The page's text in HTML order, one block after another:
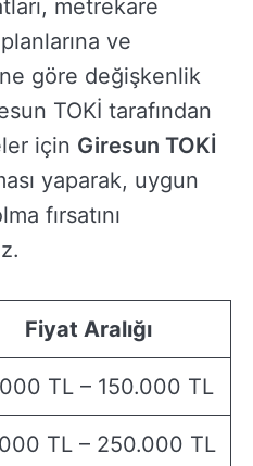
metrekare
ve
göre değişkenlik
TOKİ tarafından
için Giresun TOKİ
yaparak, uygun
fırsatını
Fiyat Aralığı
TL – 150.000 TL
TL – 250.000 TL